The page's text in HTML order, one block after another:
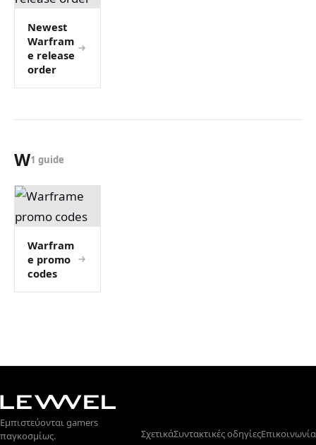
Newest
Warfram
e release
order
W1 guide
Warfram
e promo
codes
Εμπιστεύονται gamers
παγκοσμίως.
ΣχετικάΣυντακτικές οδηγίεςΕπικοινωνία